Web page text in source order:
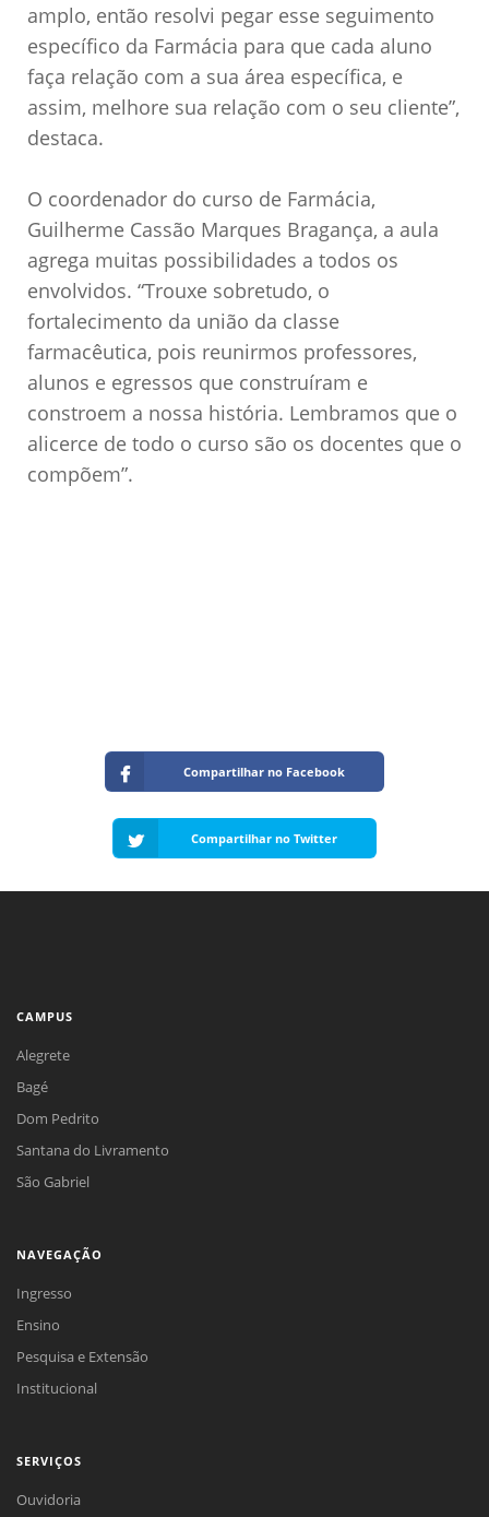
amplo, então resolvi pegar esse seguimento
específico da Farmácia para que cada aluno
faça relação com a sua área específica, e
assim, melhore sua relação com o seu cliente”,
destaca.
O coordenador do curso de Farmácia,
Guilherme Cassão Marques Bragança, a aula
agrega muitas possibilidades a todos os
envolvidos. “Trouxe sobretudo, o
fortalecimento da união da classe
farmacêutica, pois reunirmos professores,
alunos e egressos que construíram e
constroem a nossa história. Lembramos que o
alicerce de todo o curso são os docentes que o
compõem”.
Compartilhar no Facebook
Compartilhar no Twitter
CAMPUS
Alegrete
Bagé
Dom Pedrito
Santana do Livramento
São Gabriel
NAVEGAÇÃO
Ingresso
Ensino
Pesquisa e Extensão
Institucional
SERVIÇOS
Ouvidoria